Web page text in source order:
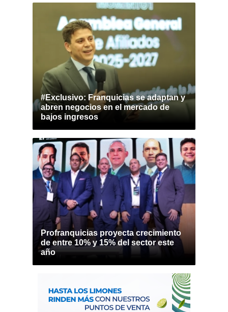
#Exclusivo: Franquicias se adaptan y
abren negocios en el mercado de
bajos ingresos
Profranquicias proyecta crecimiento
de entre 10% y 15% del sector este
año